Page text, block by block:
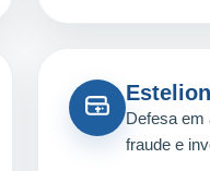
Defesa em
fraude e